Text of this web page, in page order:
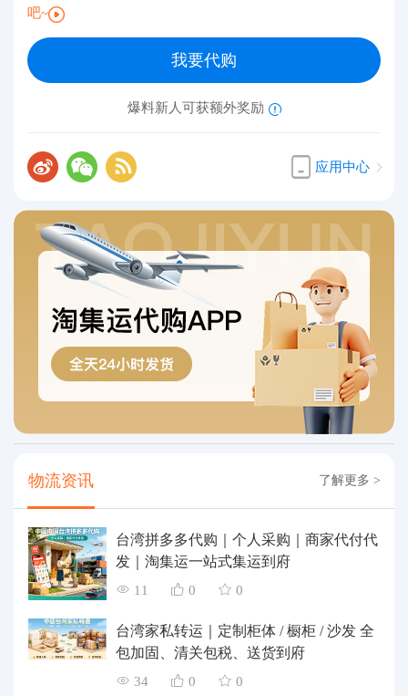
吧~
我要代购
爆料新人可获额外奖励
应用中心
物流资讯 了解更多 >
台湾拼多多代购｜个人采购｜商家代付代
发｜淘集运一站式集运到府
11 0 0
台湾家私转运｜定制柜体 / 橱柜 / 沙发 全
包加固、清关包税、送货到府
34 0 0